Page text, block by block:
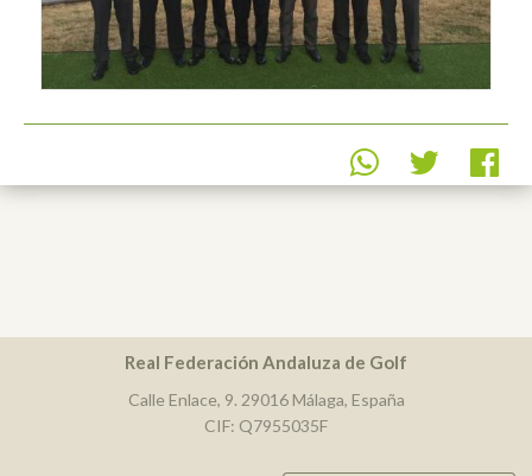
Real Federación Andaluza de Golf
Calle Enlace, 9. 29016 Málaga, España
CIF: Q7955035F